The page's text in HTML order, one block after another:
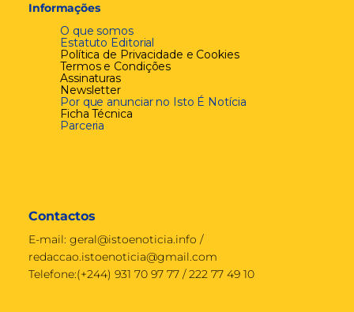
Informações
O que somos
Estatuto Editorial
Política de Privacidade e Cookies
Termos e Condições
Assinaturas
Newsletter
Por que anunciar no Isto É Notícia
Ficha Técnica
Parceria
Contactos
E-mail: geral@istoenoticia.info /
redaccao.istoenoticia@gmail.com
Telefone:(+244) 931 70 97 77 / 222 77 49 10